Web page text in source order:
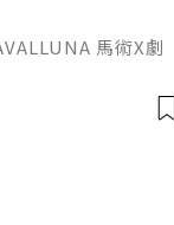
馬術X劇
拉伯馬、梅諾卡
平時喺香港絕對